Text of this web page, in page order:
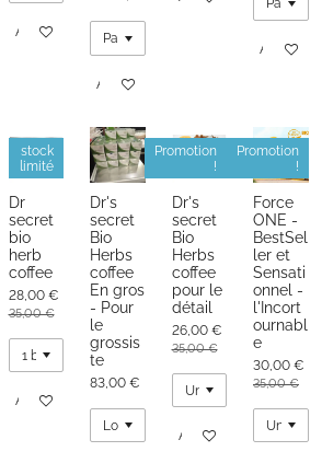
Ajouter au panier
Ajouter au panier
Ajouter
stock
limité
Dr
secret
bio
herb
coffee
28,00 €
35,00 €
Ajouter au panier
Dr's
secret
Bio
Herbs
coffee
En gros
- Pour
le
grossis
te
83,00 €
Promotion
!
Dr's
secret
Bio
Herbs
coffee
pour le
détail
26,00 €
35,00 €
Ajouter au panier
Promotion
!
Force
ONE -
BestSel
ler et
Sensati
onnel -
l'Incort
ournabl
e
30,00 €
35,00 €